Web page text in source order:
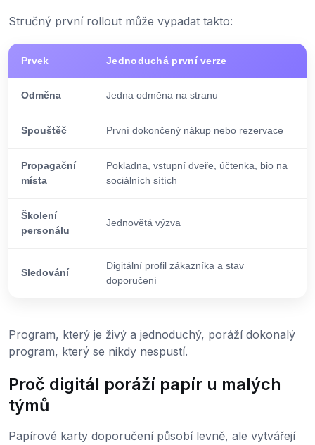
Stručný první rollout může vypadat takto:
Prvek Jednoduchá první verze
Odměna Jedna odměna na stranu
Spouštěč První dokončený nákup nebo rezervace
Propagační
místa
Pokladna, vstupní dveře, účtenka, bio na
sociálních sítích
Školení
personálu
Jednovětá výzva
Sledování
Digitální profil zákazníka a stav
doporučení
Program, který je živý a jednoduchý, poráží dokonalý
program, který se nikdy nespustí.
Proč digitál poráží papír u malých
týmů
Papírové karty doporučení působí levně, ale vytvářejí